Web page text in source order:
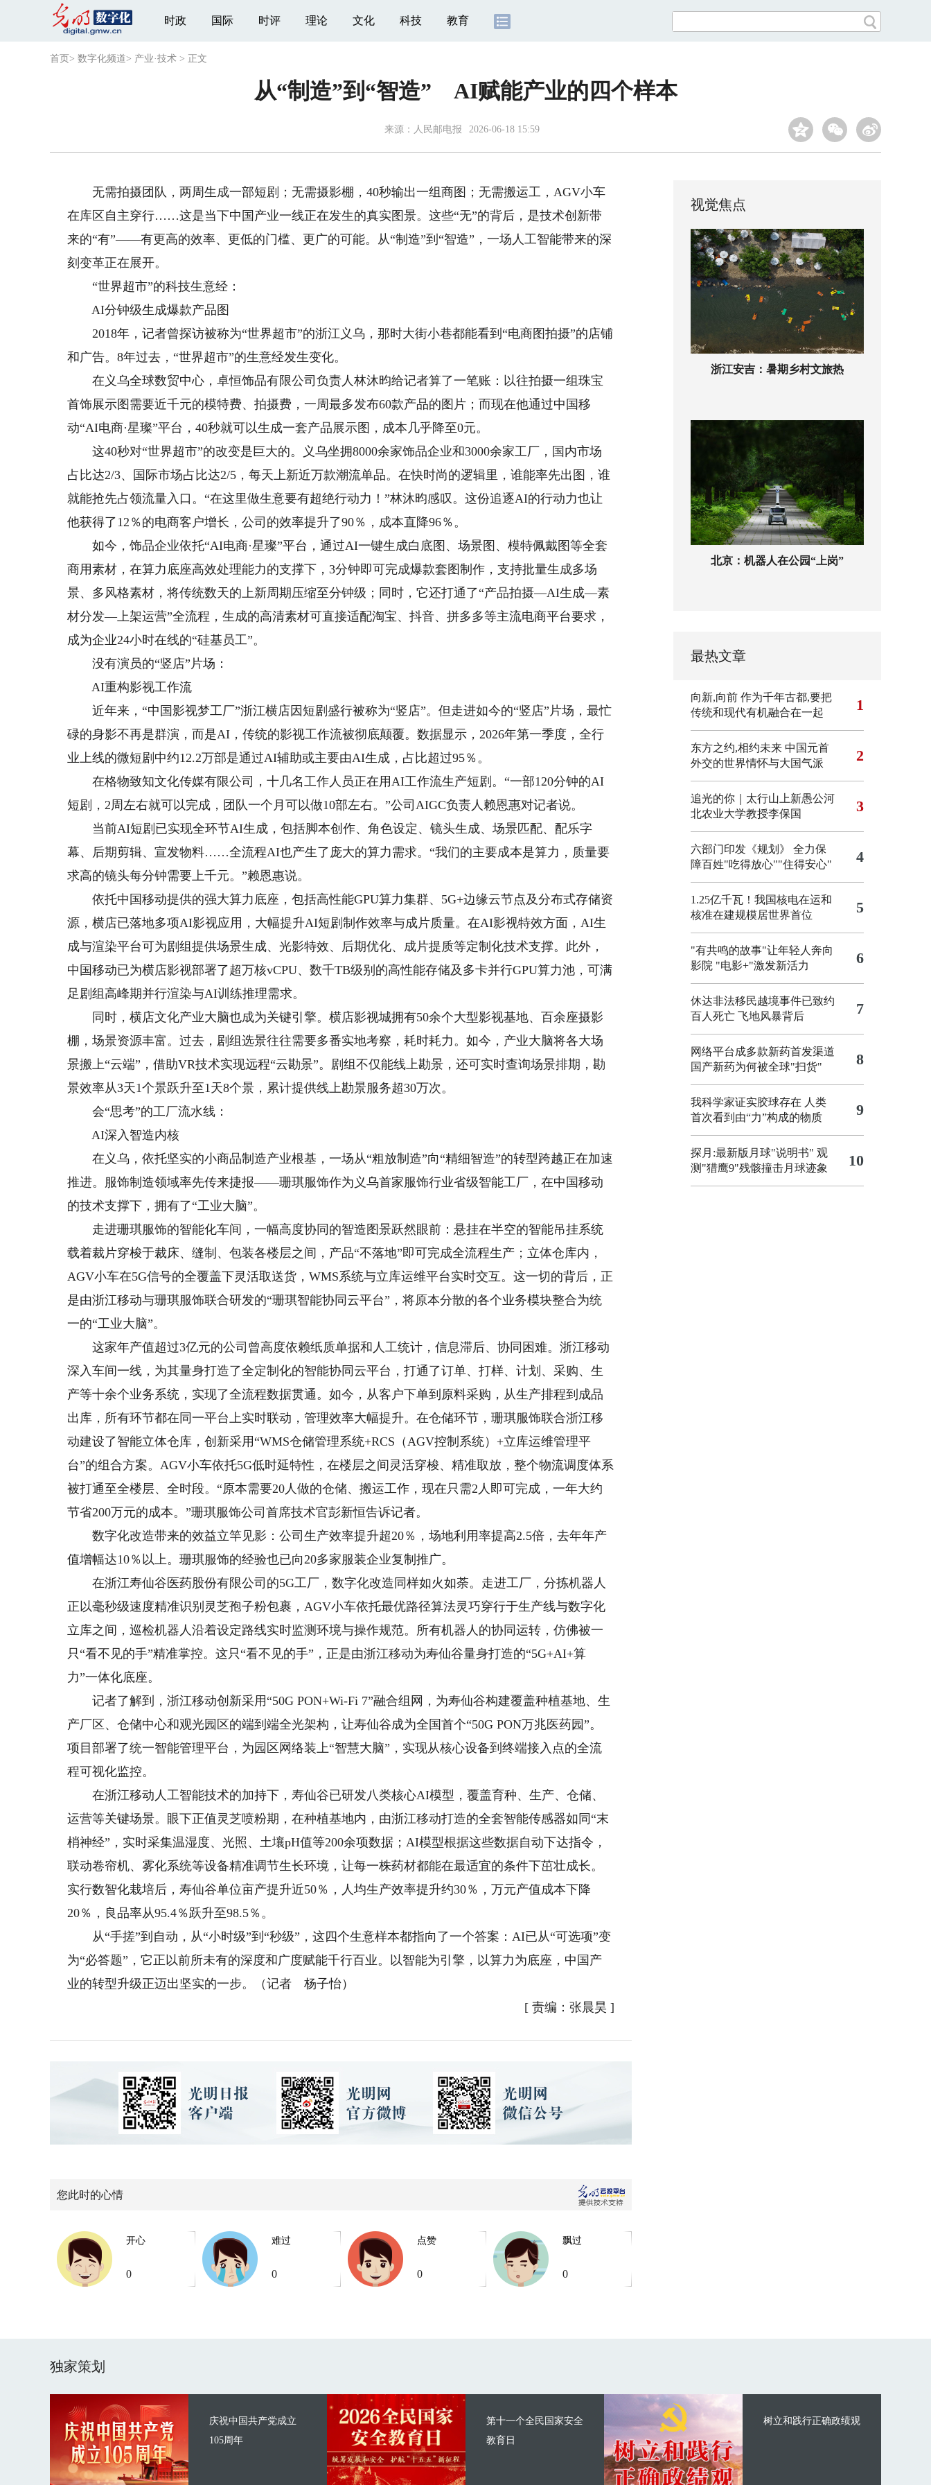
时政 国际 时评 理论 文化 科技 教育
首页 > 数字化频道> 产业·技术 > 正文
从“制造”到“智造” AI赋能产业的四个样本
来源： 人民邮电报 2026-06-18 15:59
无需拍摄团队，两周生成一部短剧；无需摄影棚，40秒输出一组商图；无需搬运工，AGV小车
在库区自主穿行……这是当下中国产业一线正在发生的真实图景。这些“无”的背后，是技术创新带
来的“有”——有更高的效率、更低的门槛、更广的可能。从“制造”到“智造”，一场人工智能带来的深
刻变革正在展开。
“世界超市”的科技生意经：
AI分钟级生成爆款产品图
2018年，记者曾探访被称为“世界超市”的浙江义乌，那时大街小巷都能看到“电商图拍摄”的店铺
和广告。8年过去，“世界超市”的生意经发生变化。
在义乌全球数贸中心，卓恒饰品有限公司负责人林沐昀给记者算了一笔账：以往拍摄一组珠宝
首饰展示图需要近千元的模特费、拍摄费，一周最多发布60款产品的图片；而现在他通过中国移
动“AI电商·星璨”平台，40秒就可以生成一套产品展示图，成本几乎降至0元。
这40秒对“世界超市”的改变是巨大的。义乌坐拥8000余家饰品企业和3000余家工厂，国内市场
占比达2/3、国际市场占比达2/5，每天上新近万款潮流单品。在快时尚的逻辑里，谁能率先出图，谁
就能抢先占领流量入口。“在这里做生意要有超绝行动力！”林沐昀感叹。这份追逐AI的行动力也让
他获得了12％的电商客户增长，公司的效率提升了90％，成本直降96％。
如今，饰品企业依托“AI电商·星璨”平台，通过AI一键生成白底图、场景图、模特佩戴图等全套
商用素材，在算力底座高效处理能力的支撑下，3分钟即可完成爆款套图制作，支持批量生成多场
景、多风格素材，将传统数天的上新周期压缩至分钟级；同时，它还打通了“产品拍摄—AI生成—素
材分发—上架运营”全流程，生成的高清素材可直接适配淘宝、抖音、拼多多等主流电商平台要求，
成为企业24小时在线的“硅基员工”。
没有演员的“竖店”片场：
AI重构影视工作流
近年来，“中国影视梦工厂”浙江横店因短剧盛行被称为“竖店”。但走进如今的“竖店”片场，最忙
碌的身影不再是群演，而是AI，传统的影视工作流被彻底颠覆。数据显示，2026年第一季度，全行
业上线的微短剧中约12.2万部是通过AI辅助或主要由AI生成，占比超过95％。
在格物致知文化传媒有限公司，十几名工作人员正在用AI工作流生产短剧。“一部120分钟的AI
短剧，2周左右就可以完成，团队一个月可以做10部左右。”公司AIGC负责人赖恩惠对记者说。
当前AI短剧已实现全环节AI生成，包括脚本创作、角色设定、镜头生成、场景匹配、配乐字
幕、后期剪辑、宣发物料……全流程AI也产生了庞大的算力需求。“我们的主要成本是算力，质量要
求高的镜头每分钟需要上千元。”赖恩惠说。
依托中国移动提供的强大算力底座，包括高性能GPU算力集群、5G+边缘云节点及分布式存储资
源，横店已落地多项AI影视应用，大幅提升AI短剧制作效率与成片质量。在AI影视特效方面，AI生
成与渲染平台可为剧组提供场景生成、光影特效、后期优化、成片提质等定制化技术支撑。此外，
中国移动已为横店影视部署了超万核vCPU、数千TB级别的高性能存储及多卡并行GPU算力池，可满
足剧组高峰期并行渲染与AI训练推理需求。
同时，横店文化产业大脑也成为关键引擎。横店影视城拥有50余个大型影视基地、百余座摄影
棚，场景资源丰富。过去，剧组选景往往需要多番实地考察，耗时耗力。如今，产业大脑将各大场
景搬上“云端”，借助VR技术实现远程“云勘景”。剧组不仅能线上勘景，还可实时查询场景排期，勘
景效率从3天1个景跃升至1天8个景，累计提供线上勘景服务超30万次。
会“思考”的工厂流水线：
AI深入智造内核
在义乌，依托坚实的小商品制造产业根基，一场从“粗放制造”向“精细智造”的转型跨越正在加速
推进。服饰制造领域率先传来捷报——珊琪服饰作为义乌首家服饰行业省级智能工厂，在中国移动
的技术支撑下，拥有了“工业大脑”。
走进珊琪服饰的智能化车间，一幅高度协同的智造图景跃然眼前：悬挂在半空的智能吊挂系统
载着裁片穿梭于裁床、缝制、包装各楼层之间，产品“不落地”即可完成全流程生产；立体仓库内，
AGV小车在5G信号的全覆盖下灵活取送货，WMS系统与立库运维平台实时交互。这一切的背后，正
是由浙江移动与珊琪服饰联合研发的“珊琪智能协同云平台”，将原本分散的各个业务模块整合为统
一的“工业大脑”。
这家年产值超过3亿元的公司曾高度依赖纸质单据和人工统计，信息滞后、协同困难。浙江移动
深入车间一线，为其量身打造了全定制化的智能协同云平台，打通了订单、打样、计划、采购、生
产等十余个业务系统，实现了全流程数据贯通。如今，从客户下单到原料采购，从生产排程到成品
出库，所有环节都在同一平台上实时联动，管理效率大幅提升。在仓储环节，珊琪服饰联合浙江移
动建设了智能立体仓库，创新采用“WMS仓储管理系统+RCS（AGV控制系统）+立库运维管理平
台”的组合方案。AGV小车依托5G低时延特性，在楼层之间灵活穿梭、精准取放，整个物流调度体系
被打通至全楼层、全时段。“原本需要20人做的仓储、搬运工作，现在只需2人即可完成，一年大约
节省200万元的成本。”珊琪服饰公司首席技术官彭新恒告诉记者。
数字化改造带来的效益立竿见影：公司生产效率提升超20％，场地利用率提高2.5倍，去年年产
值增幅达10％以上。珊琪服饰的经验也已向20多家服装企业复制推广。
在浙江寿仙谷医药股份有限公司的5G工厂，数字化改造同样如火如荼。走进工厂，分拣机器人
正以毫秒级速度精准识别灵芝孢子粉包裹，AGV小车依托最优路径算法灵巧穿行于生产线与数字化
立库之间，巡检机器人沿着设定路线实时监测环境与操作规范。所有机器人的协同运转，仿佛被一
只“看不见的手”精准掌控。这只“看不见的手”，正是由浙江移动为寿仙谷量身打造的“5G+AI+算
力”一体化底座。
记者了解到，浙江移动创新采用“50G PON+Wi-Fi 7”融合组网，为寿仙谷构建覆盖种植基地、生
产厂区、仓储中心和观光园区的端到端全光架构，让寿仙谷成为全国首个“50G PON万兆医药园”。
项目部署了统一智能管理平台，为园区网络装上“智慧大脑”，实现从核心设备到终端接入点的全流
程可视化监控。
在浙江移动人工智能技术的加持下，寿仙谷已研发八类核心AI模型，覆盖育种、生产、仓储、
运营等关键场景。眼下正值灵芝喷粉期，在种植基地内，由浙江移动打造的全套智能传感器如同“末
梢神经”，实时采集温湿度、光照、土壤pH值等200余项数据；AI模型根据这些数据自动下达指令，
联动卷帘机、雾化系统等设备精准调节生长环境，让每一株药材都能在最适宜的条件下茁壮成长。
实行数智化栽培后，寿仙谷单位亩产提升近50％，人均生产效率提升约30％，万元产值成本下降
20％，良品率从95.4％跃升至98.5％。
从“手搓”到自动，从“小时级”到“秒级”，这四个生意样本都指向了一个答案：AI已从“可选项”变
为“必答题”，它正以前所未有的深度和广度赋能千行百业。以智能为引擎，以算力为底座，中国产
业的转型升级正迈出坚实的一步。（记者 杨子怡）
[ 责编：张晨昊 ]
您此时的心情
开心
0
难过
0
点赞
0
飘过
0
视觉焦点
浙江安吉：暑期乡村文旅热
北京：机器人在公园“上岗”
最热文章
向新,向前 作为千年古都,要把
传统和现代有机融合在一起
1
东方之约,相约未来 中国元首
外交的世界情怀与大国气派
2
追光的你｜太行山上新愚公河
北农业大学教授李保国
3
六部门印发《规划》 全力保
障百姓"吃得放心""住得安心"
4
1.25亿千瓦！我国核电在运和
核准在建规模居世界首位
5
"有共鸣的故事"让年轻人奔向
影院 "电影+"激发新活力 6
休达非法移民越境事件已致约
百人死亡 飞地风暴背后 7
网络平台成多款新药首发渠道
国产新药为何被全球"扫货"
8
我科学家证实胶球存在 人类
首次看到由“力”构成的物质
9
探月:最新版月球"说明书" 观
测"猎鹰9"残骸撞击月球迹象
10
独家策划
庆祝中国共产党成立
105周年
第十一个全民国家安全
教育日
树立和践行正确政绩观